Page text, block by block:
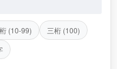
(10-99)
三桁 (100)